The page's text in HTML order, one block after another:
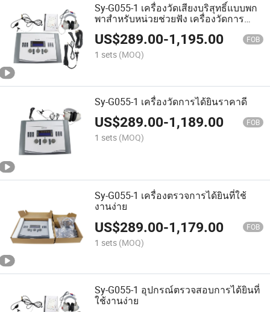
Sy-G055-1 เครื่องวัดเสียงบริสุทธิ์แบบพก
พาสำหรับหน่วยช่วยฟัง เครื่องวัดการ
ได้ยิน หูฟัง
US$289.00-1,195.00 FOB
1 sets (MOQ)
Sy-G055-1 เครื่องวัดการได้ยินราคาดี
US$289.00-1,189.00 FOB
1 sets (MOQ)
Sy-G055-1 เครื่องตรวจการได้ยินที่ใช้
งานง่าย
US$289.00-1,179.00 FOB
1 sets (MOQ)
Sy-G055-1 อุปกรณ์ตรวจสอบการได้ยินที่
ใช้งานง่าย